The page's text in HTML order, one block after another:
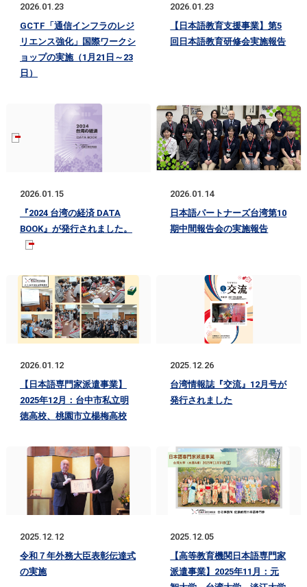
2026.01.23
GCTF「通信インフラのレジ
リエンス強化」国際ワークシ
ョップの実施（1月21日～23
日）
2026.01.23
【日本語教育支援事業】第5
回日本語教育研修会実施報告
2026.01.15
『2024 台湾の経済 DATA
BOOK』が発行されました。
2026.01.14
日本語パートナーズ台湾第10
期中間報告会の実施報告
2026.01.12
【日本語専門家派遣事業】
2025年12月：台中市私立明
徳高校、桃園市立楊梅高校
2025.12.26
台湾情報誌『交流』12月号が
発行されました
2025.12.12
令和７年外務大臣表彰伝達式
の実施
2025.12.05
【高等教育機関日本語専門家
派遣事業】2025年11月：元